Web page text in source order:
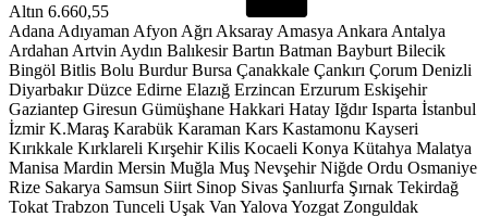
Altın 6.660,55
Adana Adıyaman Afyon Ağrı Aksaray Amasya Ankara Antalya
Ardahan Artvin Aydın Balıkesir Bartın Batman Bayburt Bilecik
Bingöl Bitlis Bolu Burdur Bursa Çanakkale Çankırı Çorum Denizli
Diyarbakır Düzce Edirne Elazığ Erzincan Erzurum Eskişehir
Gaziantep Giresun Gümüşhane Hakkari Hatay Iğdır Isparta İstanbul
İzmir K.Maraş Karabük Karaman Kars Kastamonu Kayseri
Kırıkkale Kırklareli Kırşehir Kilis Kocaeli Konya Kütahya Malatya
Manisa Mardin Mersin Muğla Muş Nevşehir Niğde Ordu Osmaniye
Rize Sakarya Samsun Siirt Sinop Sivas Şanlıurfa Şırnak Tekirdağ
Tokat Trabzon Tunceli Uşak Van Yalova Yozgat Zonguldak